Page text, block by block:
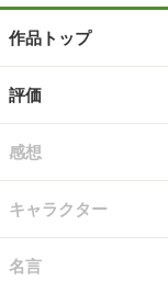
作品トップ
評価
感想
キャラクター
名言